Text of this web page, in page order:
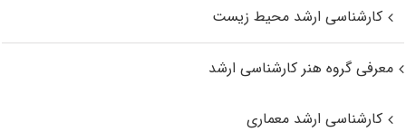
کارشناسی ارشد محیط زیست
معرفی گروه هنر کارشناسی ارشد
کارشناسی ارشد معماری